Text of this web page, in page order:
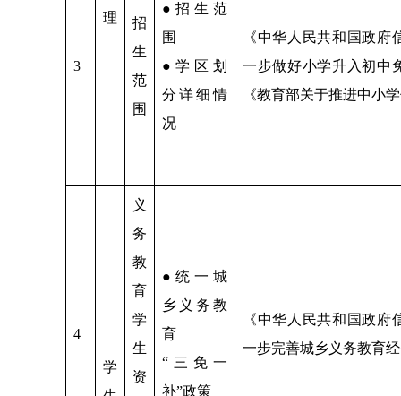
理
3
招
生
范
围
●招生范
围
●学区划
分详细情
况
《中华人民共和国政
一步做好小学升入初中
《教育部关于推进中小
4
学
义
务
教
育
学
生
资
●统一城
乡义务教
育
“三免一
补”政策
《中华人民共和国政
一步完善城乡义务教育